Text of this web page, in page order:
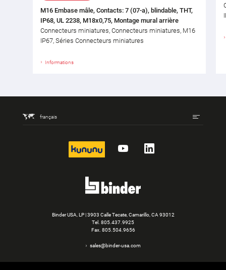
M16 Embase mâle, Contacts: 7 (07-a), blindable, THT,
IP68, UL 2238, M18x0,75, Montage mural arrière
Connecteurs miniatures, Connecteurs miniatures, M16
IP67, Séries Connecteurs miniatures
Informations
français
kununu YouTubeLinkedIn
Binder USA, LP | 3903 Calle Tecate, Camarillo, CA 93012
Tel. 805.437.9925
Fax. 805.504.9656
sales@binder-usa.com